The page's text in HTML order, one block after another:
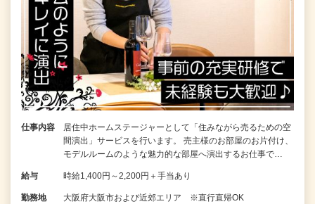
仕事内容
居住中ホームステージャーとして「住みながら売るための空
間演出」サービスを行います。 売主様のお部屋のお片付け、
モデルルームのような魅力的な部屋へ演出するお仕事で…
給与 時給1,400円～2,200円＋手当あり
勤務地 大阪府大阪市および近郊エリア ※直行直帰OK